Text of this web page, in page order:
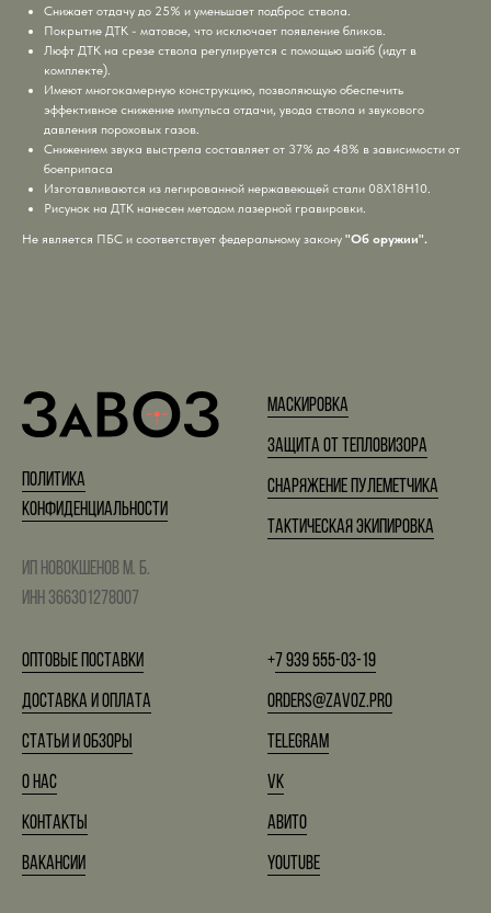
Снижает отдачу до 25% и уменьшает подброс ствола.
Покрытие ДТК - матовое, что исключает появление бликов.
Люфт ДТК на срезе ствола регулируется с помощью шайб (идут в
комплекте).
Имеют многокамерную конструкцию, позволяющую обеспечить
эффективное снижение импульса отдачи, увода ствола и звукового
давления пороховых газов.
Снижением звука выстрела составляет от 37% до 48% в зависимости от
боеприпаса
Изготавливаются из легированной нержавеющей стали 08Х18Н10.
Рисунок на ДТК нанесен методом лазерной гравировки.
Не является ПБС и соответствует федеральному закону "Об оружии".
Политика
конфиденциальности
ИП Новокшенов М. Б.
ИНН 366301278007
Маскировка
Защита от тепловизора
Снаряжение пулеметчика
Тактическая экипировка
Оптовые поставки
Доставка и оплата
Статьи и обзоры
О нас
Контакты
Вакансии
+7 939 555-03-19
orders@zavoz.pro
Telegram
VK
Авито
YouTube